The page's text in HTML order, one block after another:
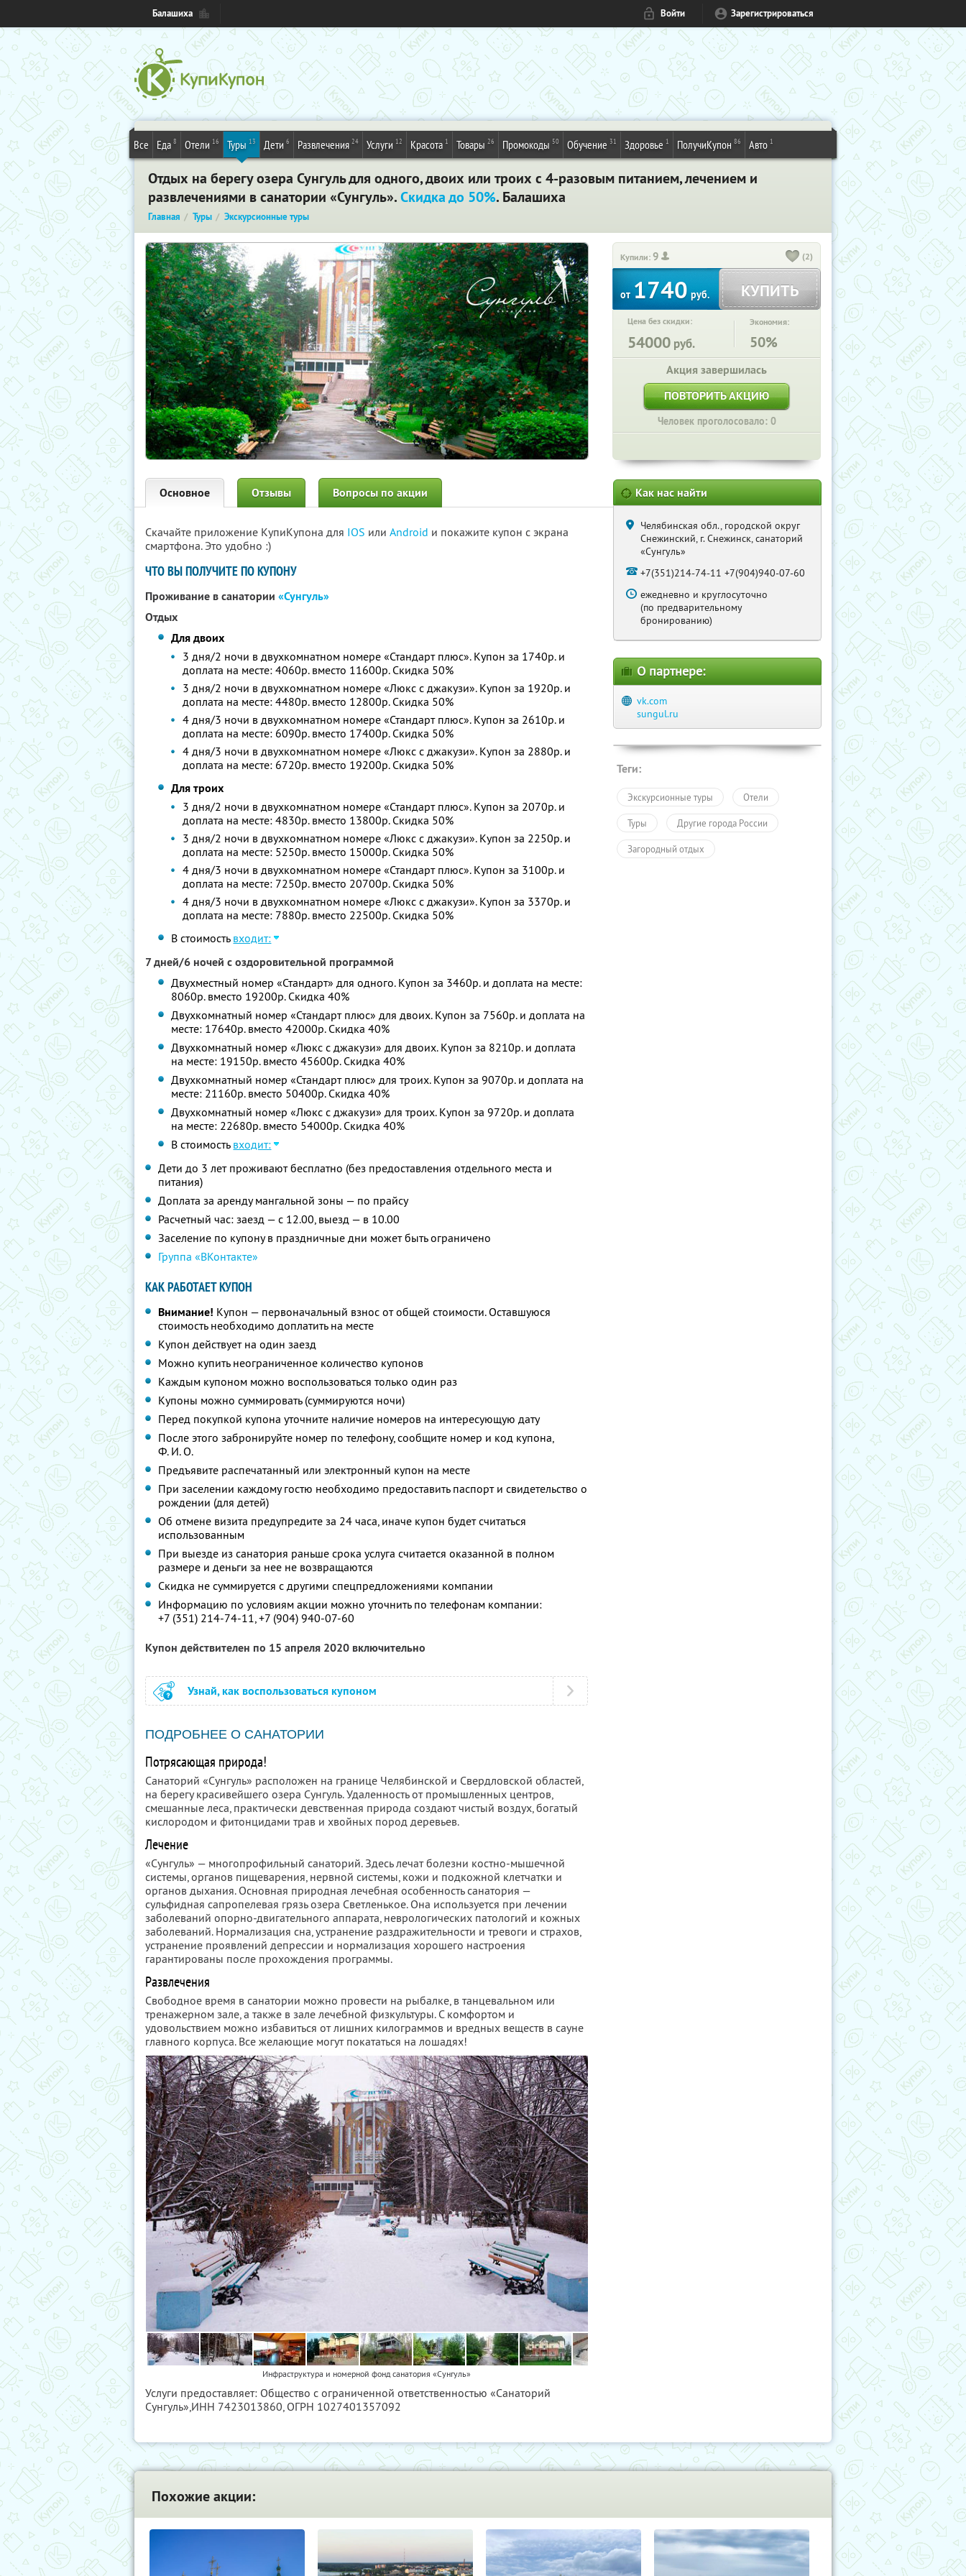
Балашиха Войти Зарегистрироваться
Все Еда 8 Отели 16 Туры 13 Дети 6 Развлечения 24 Услуги 12 Красота 1 Товары 26 Промокоды 50 Обучение 31 Здоровье 1 ПолучиКупон 86 Авто 1
Отдых на берегу озера Сунгуль для одного, двоих или троих с 4-разовым питанием, лечением и
развлечениями в санатории «Сунгуль».Скидка до 50%. Балашиха
Главная Туры Экскурсионные туры
Купили:9 (2)
от 1740 руб. КУПИТЬ
Цена без скидки:
54000 руб.
Экономия:
50%
Акция завершилась
ПОВТОРИТЬ АКЦИЮ
Человек проголосовало: 0
Основное Отзывы Вопросы по акции
Скачайте приложение КупиКупона для IOS или Android и покажите купон с экрана
смартфона. Это удобно :)
ЧТО ВЫ ПОЛУЧИТЕ ПО КУПОНУ
Проживание в санатории «Сунгуль»
Отдых
Для двоих
3 дня/2 ночи в двухкомнатном номере «Стандарт плюс». Купон за 1740р. и
доплата на месте: 4060р. вместо 11600р. Скидка 50%
3 дня/2 ночи в двухкомнатном номере «Люкс с джакузи». Купон за 1920р. и
доплата на месте: 4480р. вместо 12800р. Скидка 50%
4 дня/3 ночи в двухкомнатном номере «Стандарт плюс». Купон за 2610р. и
доплата на месте: 6090р. вместо 17400р. Скидка 50%
4 дня/3 ночи в двухкомнатном номере «Люкс с джакузи». Купон за 2880р. и
доплата на месте: 6720р. вместо 19200р. Скидка 50%
Для троих
3 дня/2 ночи в двухкомнатном номере «Стандарт плюс». Купон за 2070р. и
доплата на месте: 4830р. вместо 13800р. Скидка 50%
3 дня/2 ночи в двухкомнатном номере «Люкс с джакузи». Купон за 2250р. и
доплата на месте: 5250р. вместо 15000р. Скидка 50%
4 дня/3 ночи в двухкомнатном номере «Стандарт плюс». Купон за 3100р. и
доплата на месте: 7250р. вместо 20700р. Скидка 50%
4 дня/3 ночи в двухкомнатном номере «Люкс с джакузи». Купон за 3370р. и
доплата на месте: 7880р. вместо 22500р. Скидка 50%
В стоимость входит:
7 дней/6 ночей с оздоровительной программой
Двухместный номер «Стандарт» для одного. Купон за 3460р. и доплата на месте:
8060р. вместо 19200р. Скидка 40%
Двухкомнатный номер «Стандарт плюс» для двоих. Купон за 7560р. и доплата на
месте: 17640р. вместо 42000р. Скидка 40%
Двухкомнатный номер «Люкс с джакузи» для двоих. Купон за 8210р. и доплата
на месте: 19150р. вместо 45600р. Скидка 40%
Двухкомнатный номер «Стандарт плюс» для троих. Купон за 9070р. и доплата на
месте: 21160р. вместо 50400р. Скидка 40%
Двухкомнатный номер «Люкс с джакузи» для троих. Купон за 9720р. и доплата
на месте: 22680р. вместо 54000р. Скидка 40%
В стоимость входит:
Дети до 3 лет проживают бесплатно (без предоставления отдельного места и
питания)
Доплата за аренду мангальной зоны — по прайсу
Расчетный час: заезд — с 12.00, выезд — в 10.00
Заселение по купону в праздничные дни может быть ограничено
Группа «ВКонтакте»
КАК РАБОТАЕТ КУПОН
Внимание! Купон — первоначальный взнос от общей стоимости. Оставшуюся
стоимость необходимо доплатить на месте
Купон действует на один заезд
Можно купить неограниченное количество купонов
Каждым купоном можно воспользоваться только один раз
Купоны можно суммировать (суммируются ночи)
Перед покупкой купона уточните наличие номеров на интересующую дату
После этого забронируйте номер по телефону, сообщите номер и код купона,
Ф. И. О.
Предъявите распечатанный или электронный купон на месте
При заселении каждому гостю необходимо предоставить паспорт и свидетельство о
рождении (для детей)
Об отмене визита предупредите за 24 часа, иначе купон будет считаться
использованным
При выезде из санатория раньше срока услуга считается оказанной в полном
размере и деньги за нее не возвращаются
Скидка не суммируется с другими спецпредложениями компании
Информацию по условиям акции можно уточнить по телефонам компании:
+7 (351) 214-74-11,+7 (904) 940-07-60
Купон действителен по 15 апреля 2020 включительно
Узнай, как воспользоваться купоном
ПОДРОБНЕЕ О САНАТОРИИ
Потрясающая природа!
Санаторий «Сунгуль» расположен на границе Челябинской и Свердловской областей,
на берегу красивейшего озера Сунгуль. Удаленность от промышленных центров,
смешанные леса, практически девственная природа создают чистый воздух, богатый
кислородом и фитонцидами трав и хвойных пород деревьев.
Лечение
«Сунгуль» — многопрофильный санаторий. Здесь лечат болезни костно-мышечной
системы, органов пищеварения, нервной системы, кожи и подкожной клетчатки и
органов дыхания. Основная природная лечебная особенность санатория —
сульфидная сапропелевая грязь озера Светленькое. Она используется при лечении
заболеваний опорно-двигательного аппарата, неврологических патологий и кожных
заболеваний. Нормализация сна, устранение раздражительности и тревоги и страхов,
устранение проявлений депрессии и нормализация хорошего настроения
гарантированы после прохождения программы.
Развлечения
Свободное время в санатории можно провести на рыбалке, в танцевальном или
тренажерном зале, а также в зале лечебной физкультуры. С комфортом и
удовольствием можно избавиться от лишних килограммов и вредных веществ в сауне
главного корпуса. Все желающие могут покататься на лошадях!
Инфраструктура и номерной фонд санатория «Сунгуль»
Услуги предоставляет: Общество с ограниченной ответственностью «Санаторий
Сунгуль»,ИНН 7423013860, ОГРН 1027401357092
Как нас найти
Челябинская обл., городской округ
Снежинский, г. Снежинск, санаторий
«Сунгуль»
+7(351)214-74-11 +7(904)940-07-60
ежедневно и круглосуточно
(по предварительному
бронированию)
О партнере:
vk.com
sungul.ru
Теги:
Экскурсионные туры Отели
Туры Другие города России
Загородный отдых
Похожие акции: